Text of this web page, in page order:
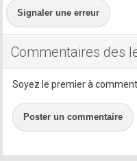
Signaler une erreur
Commentaires des
Soyez le premier à
Poster un commentaire